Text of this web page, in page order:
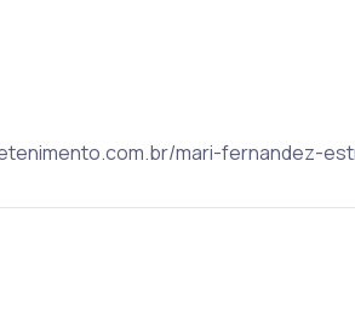
mari-fernandez-